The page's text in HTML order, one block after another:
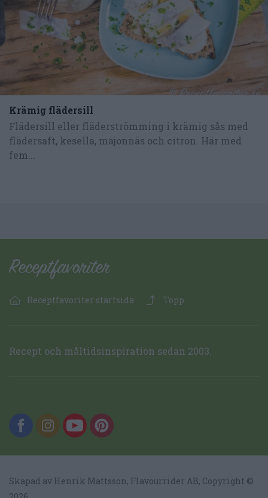
Krämig flädersill
Flädersill eller fläderströmming i krämig sås med
flädersaft, kesella, majonnäs och citron. Här med
fem...
Receptfavoriter startsida Topp
Recept och måltidsinspiration sedan 2003.
Skapad av Henrik Mattsson, Flavourrider AB, Copyright ©